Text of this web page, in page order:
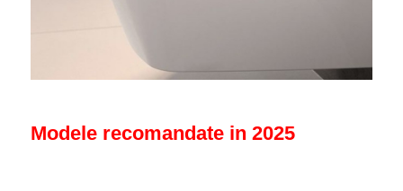
Modele recomandate in 2025